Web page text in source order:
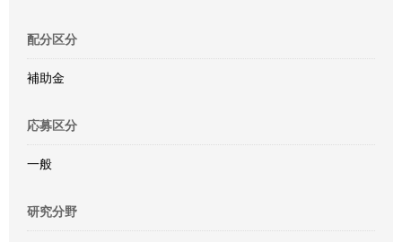
配分区分
補助金
応募区分
一般
研究分野